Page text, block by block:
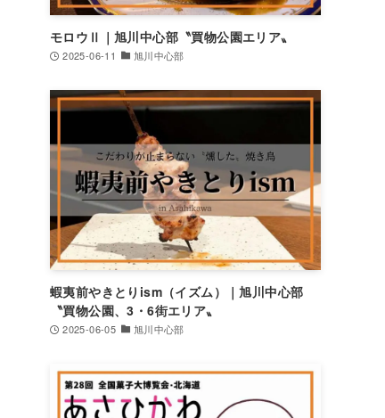
モロウⅡ｜旭川中心部〝買物公園エリア〟
2025-06-11 旭川中心部
蝦夷前やきとりism（イズム）｜旭川中心部
〝買物公園、3・6街エリア〟
2025-06-05 旭川中心部